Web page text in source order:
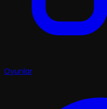
Oyunlar